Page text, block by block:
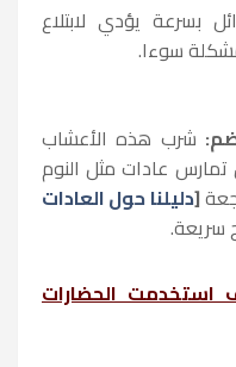
بسرعة يؤدي لابتلاع
سوءا.
شرب هذه الأعشاب
عادات مثل النوم
[دليلنا حول العادات
سريعة.
استخدمت الحضارات